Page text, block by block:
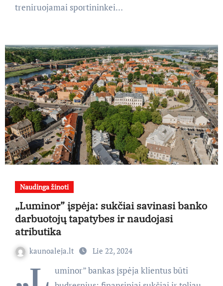
treniruojamai sportininkei…
Naudinga žinoti
„Luminor” įspėja: sukčiai savinasi banko
darbuotojų tapatybes ir naudojasi
atributika
kaunoaleja.lt Lie 22, 2024
„L uminor” bankas įspėja klientus būti